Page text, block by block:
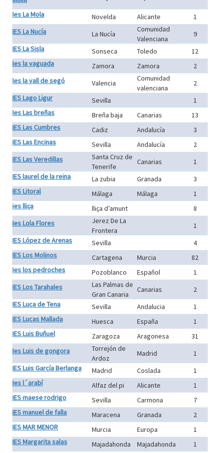
Ies La Mola
Novelda Alicante
1
IES La Nucía
La Nucía
Comunidad
Valenciana
9
IES La Sisla
Sonseca Toledo
12
Ies la vaguada
Zamora Zamora
2
Ies la vall de segó
Valencia
Comunidad
valenciana
2
IES Lago Ligur
Sevilla
1
Ies Las breñas
Breña baja Canarias
13
IES Las Cumbres
Cadiz Andalucía
3
IES Las Encinas
Sevilla Andalucía
2
IES Las Veredillas
Santa Cruz de
Tenerife
Canarias
1
IES laurel de la reina
La zubia Granada
3
IES Litoral
Málaga Málaga
1
ies lliça
lliça d’amunt
8
Ies Lola Flores
Jerez De La
Frontera
1
IES López de Arenas
Sevilla
4
IES Los Molinos
Cartagena Murcia
82
Ies los pedroches
Pozoblanco Español
1
IES Los Tarahales
Las Palmas de
Gran Canaria
Canarias
2
IES Luca de Tena
Sevilla Andalucia
1
IES Lucas Mallada
Huesca España
1
IES Luis Buñuel
Zaragoza Aragonesa
31
Ies Luis de gongora
Torrejón de
Ardoz
Madrid
1
IES Luis García Berlanga
Madrid Coslada
1
Ies l´arabí
Alfaz del pi Alicante
1
IES maese rodrigo
Sevilla Carmona
7
IES manuel de falla
Maracena Granada
2
IES MAR MENOR
Murcia Europa
1
IES Margarita salas
Majadahonda Majadahonda
1